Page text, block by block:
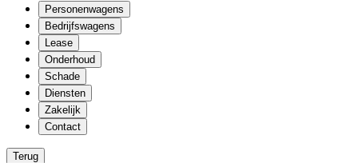
Personenwagens
Bedrijfswagens
Lease
Onderhoud
Schade
Diensten
Zakelijk
Contact
Terug